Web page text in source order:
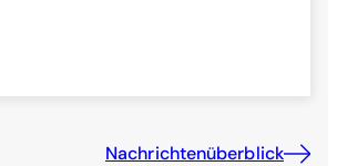
Nachrichtenüberblick